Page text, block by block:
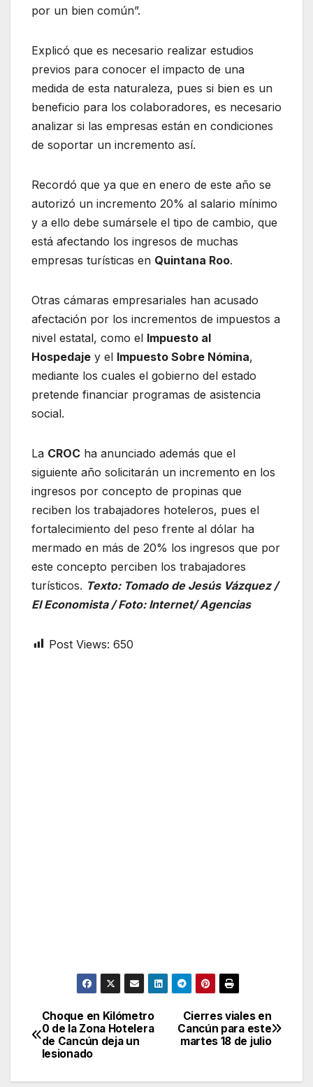
por un bien común”.
Explicó que es necesario realizar estudios
previos para conocer el impacto de una
medida de esta naturaleza, pues si bien es un
beneficio para los colaboradores, es necesario
analizar si las empresas están en condiciones
de soportar un incremento así.
Recordó que ya que en enero de este año se
autorizó un incremento 20% al salario mínimo
y a ello debe sumársele el tipo de cambio, que
está afectando los ingresos de muchas
empresas turísticas en Quintana Roo.
Otras cámaras empresariales han acusado
afectación por los incrementos de impuestos a
nivel estatal, como el Impuesto al
Hospedaje y el Impuesto Sobre Nómina,
mediante los cuales el gobierno del estado
pretende financiar programas de asistencia
social.
La CROC ha anunciado además que el
siguiente año solicitarán un incremento en los
ingresos por concepto de propinas que
reciben los trabajadores hoteleros, pues el
fortalecimiento del peso frente al dólar ha
mermado en más de 20% los ingresos que por
este concepto perciben los trabajadores
turísticos. Texto: Tomado de Jesús Vázquez /
El Economista / Foto: Internet/ Agencias
Post Views: 650
Post
navigation
Cierres viales en
Cancún para este
martes 18 de julio
Choque en Kilómetro
0 de la Zona Hotelera
de Cancún deja un
lesionado